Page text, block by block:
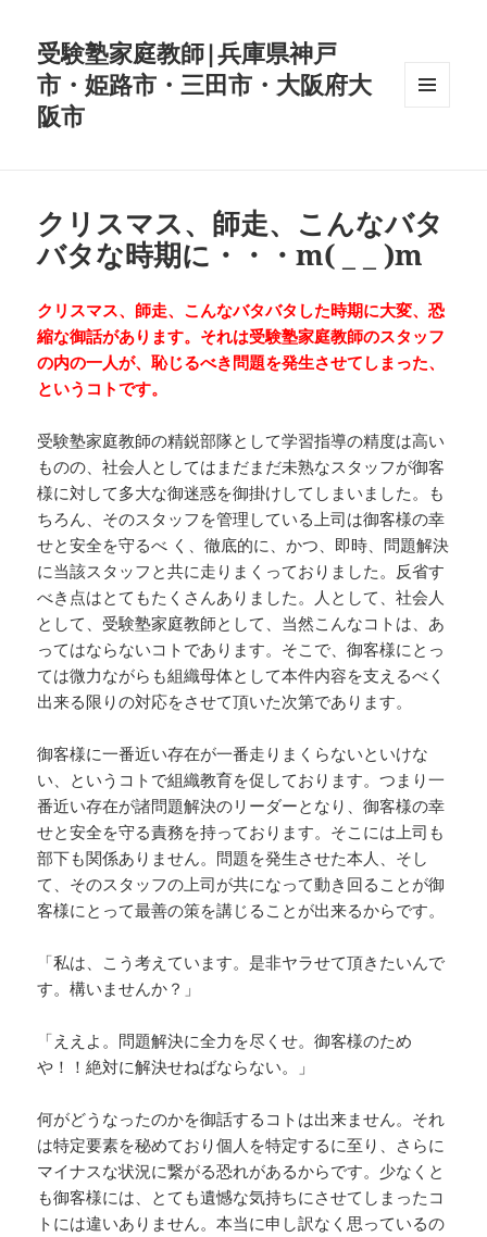
受験塾家庭教師|兵庫県神戸
市・姫路市・三田市・大阪府大
阪市
クリスマス、師走、こんなバタ
バタな時期に・・・m( _ _ )m
クリスマス、師走、こんなバタバタした時期に大変、恐
縮な御話があります。それは受験塾家庭教師のスタッフ
の内の一人が、恥じるべき問題を発生させてしまった、
というコトです。
受験塾家庭教師の精鋭部隊として学習指導の精度は高い
ものの、社会人としてはまだまだ未熟なスタッフが御客
様に対して多大な御迷惑を御掛けしてしまいました。も
ちろん、そのスタッフを管理している上司は御客様の幸
せと安全を守るべ く、徹底的に、かつ、即時、問題解決
に当該スタッフと共に走りまくっておりました。反省す
べき点はとてもたくさんありました。人として、社会人
として、受験塾家庭教師として、当然こんなコトは、あ
ってはならないコトであります。そこで、御客様にとっ
ては微力ながらも組織母体として本件内容を支えるべく
出来る限りの対応をさせて頂いた次第であります。
御客様に一番近い存在が一番走りまくらないといけな
い、というコトで組織教育を促しております。つまり一
番近い存在が諸問題解決のリーダーとなり、御客様の幸
せと安全を守る責務を持っております。そこには上司も
部下も関係ありません。問題を発生させた本人、そし
て、そのスタッフの上司が共になって動き回ることが御
客様にとって最善の策を講じることが出来るからです。
「私は、こう考えています。是非ヤラせて頂きたいんで
す。構いませんか？」
「ええよ。問題解決に全力を尽くせ。御客様のため
や！！絶対に解決せねばならない。」
何がどうなったのかを御話するコトは出来ません。それ
は特定要素を秘めており個人を特定するに至り、さらに
マイナスな状況に繋がる恐れがあるからです。少なくと
も御客様には、とても遺憾な気持ちにさせてしまったコ
トには違いありません。本当に申し訳なく思っているの